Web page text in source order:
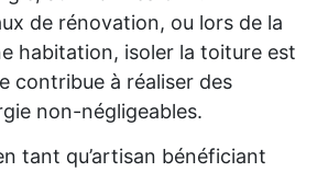
de rénovation, ou lors de la
habitation, isoler la toiture est
contribue à réaliser des
non-négligeables.
tant qu’artisan bénéficiant